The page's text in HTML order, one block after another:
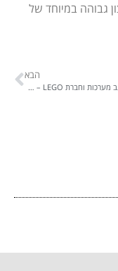
גבוהה במיוחד של
הבא
סיפור לקוח: גב מערכות וחברת LEGO – איך בוט ה-AI של קונסיסט הפך את שירות הלקוחות למשחק ילדים (חכם במיוחד!)